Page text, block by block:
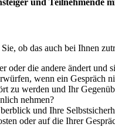
ob das auch bei Ihnen
oder die andere ändert und
wenn ein Gespräch
zu werden und Ihr
nehmen?
und Ihre
oder auf die Ihrer